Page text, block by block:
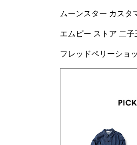
ムーンスター カスタ
エムピー ストア 二
フレッドペリーショ